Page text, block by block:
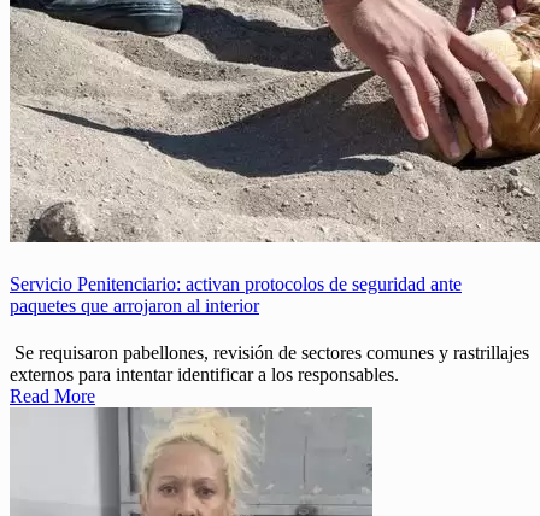
Servicio Penitenciario: activan protocolos de seguridad ante
paquetes que arrojaron al interior
Se requisaron pabellones, revisión de sectores comunes y rastrillajes
externos para intentar identificar a los responsables.
Read More